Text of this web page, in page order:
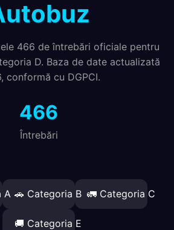
466 de întrebări oficiale pentru
D. Baza de date actualizată
conformă cu DGPCI.
466
Întrebări
A 🚗 Categoria B 🚛 Categoria C
🚚 Categoria E